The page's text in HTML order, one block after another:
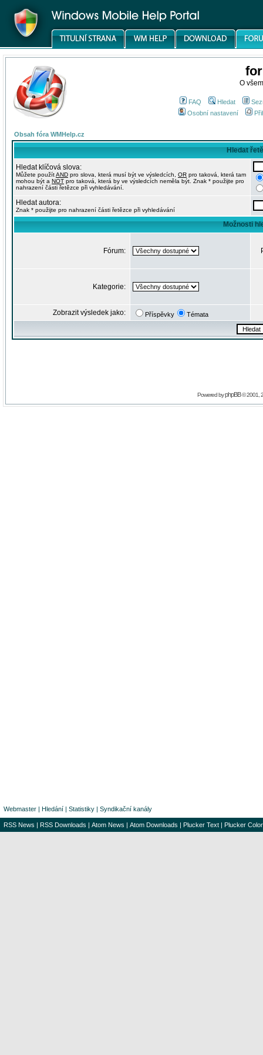
O
FAQ Hledat
Osobní nastavení
Obsah fóra WMHelp.cz
Hledat
Hledat klíčová slova:
Můžete použítAND pro slova, která musí být ve výsledcích, OR pro taková, která tam
mohou být a NOT pro taková, která by ve výsledcích neměla být. Znak * použijte pro
nahrazení části řetězce při vyhledávání.
Hledat autora:
Znak * použijte pro nahrazení části řetězce při vyhledávání
Možnosti
Fórum:
Kategorie:
Zobrazit výsledek jako: Příspěvky Témata
Powered byphpBB© 2001,
Webmaster | Hledání | Statistiky | Syndikační kanály
RSS News | RSS Downloads | Atom News | Atom Downloads | Plucker Text | Plucker Color